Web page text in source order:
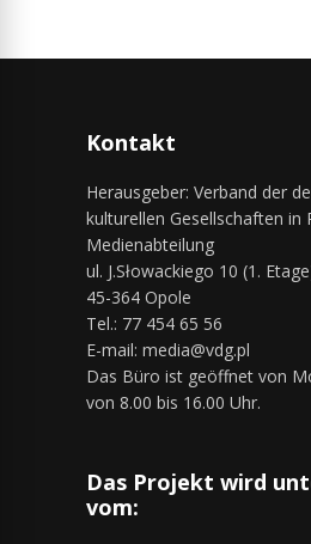
Kontakt
Herausgeber: Verband der
kulturellen Gesellschaften in
Medienabteilung
ul. J.Słowackiego 10 (1.
45-364 Opole
Tel.: 77 454 65 56
E-mail: media@vdg.pl
Das Büro ist geöffnet von
von 8.00 bis 16.00 Uhr.
Das Projekt wird
vom: